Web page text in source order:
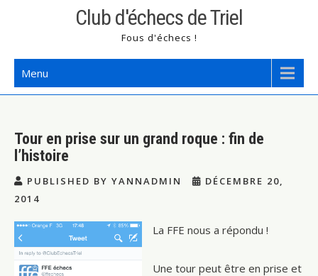
Club d'échecs de Triel
Fous d'échecs !
Menu
Tour en prise sur un grand roque : fin de
l’histoire
PUBLISHED BY YANNADMIN
DÉCEMBRE 20,
2014
La FFE nous a répondu !
Une tour peut être en prise et